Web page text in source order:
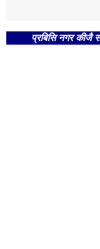
प्रबिसि नगर कीजै सब